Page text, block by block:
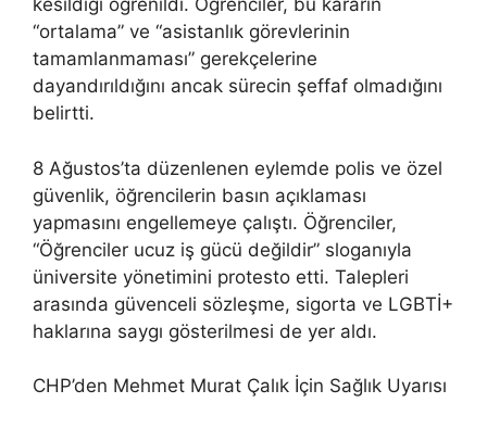
kesildiği öğrenildi. Öğrenciler, bu kararın
“ortalama” ve “asistanlık görevlerinin
tamamlanmaması” gerekçelerine
dayandırıldığını ancak sürecin şeffaf olmadığını
belirtti.
8 Ağustos’ta düzenlenen eylemde polis ve özel
güvenlik, öğrencilerin basın açıklaması
yapmasını engellemeye çalıştı. Öğrenciler,
“Öğrenciler ucuz iş gücü değildir” sloganıyla
üniversite yönetimini protesto etti. Talepleri
arasında güvenceli sözleşme, sigorta ve LGBTİ+
haklarına saygı gösterilmesi de yer aldı.
CHP’den Mehmet Murat Çalık İçin Sağlık Uyarısı